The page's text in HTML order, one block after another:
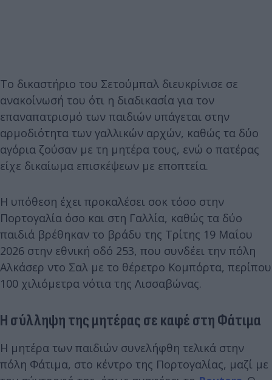
Το δικαστήριο του Σετούμπαλ διευκρίνισε σε
ανακοίνωσή του ότι η διαδικασία για τον
επαναπατρισμό των παιδιών υπάγεται στην
αρμοδιότητα των γαλλικών αρχών, καθώς τα δύο
αγόρια ζούσαν με τη μητέρα τους, ενώ ο πατέρας
είχε δικαίωμα επισκέψεων με εποπτεία.
Η υπόθεση έχει προκαλέσει σοκ τόσο στην
Πορτογαλία όσο και στη Γαλλία, καθώς τα δύο
παιδιά βρέθηκαν το βράδυ της Τρίτης 19 Μαΐου
2026 στην εθνική οδό 253, που συνδέει την πόλη
Αλκάσερ ντο Σαλ με το θέρετρο Κομπόρτα, περίπου
100 χιλιόμετρα νότια της Λισσαβώνας.
Η σύλληψη της μητέρας σε καφέ στη Φάτιμα
Η μητέρα των παιδιών συνελήφθη τελικά στην
πόλη Φάτιμα, στο κέντρο της Πορτογαλίας, μαζί με